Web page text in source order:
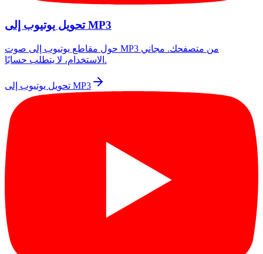
تحويل يوتيوب إلى MP3
حول مقاطع يوتيوب إلى صوت MP3 من متصفحك. مجاني
الاستخدام، لا يتطلب حسابًا.
تحويل يوتيوب إلى MP3